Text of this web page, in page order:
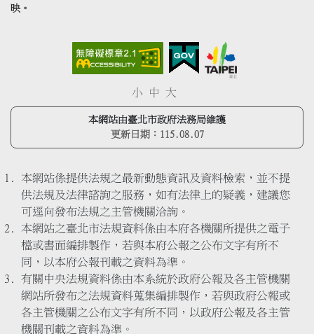
映。
小 中 大
本網站由臺北市政府法務局維護
更新日期： 115.08.07
本網站係提供法規之最新動態資訊及資料檢索，並不提
供法規及法律諮詢之服務，如有法律上的疑義，建議您
可逕向發布法規之主管機關洽詢。
本網站之臺北市法規資料係由本府各機關所提供之電子
檔或書面編排製作，若與本府公報之公布文字有所不
同，以本府公報刊載之資料為準。
有關中央法規資料係由本系統於政府公報及各主管機關
網站所發布之法規資料蒐集編排製作，若與政府公報或
各主管機關之公布文字有所不同，以政府公報及各主管
機關刊載之資料為準。